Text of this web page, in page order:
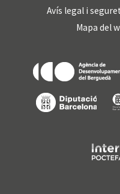
Avís legal i
Mapa del